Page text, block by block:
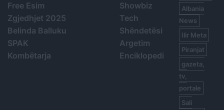
Free Esim
Zgjedhjet 2025
Belinda Balluku
SPAK
Kombëtarja
Showbiz
Tech
Shëndetësi
Argetim
Enciklopedi
Albania
News
Ilir Meta
Piranjat
gazeta,
tv,
portale
Sali